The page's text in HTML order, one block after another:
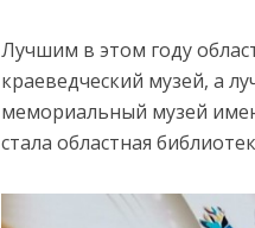
Лучшим в этом году
краеведческий музей, а
мемориальный музей
стала областная